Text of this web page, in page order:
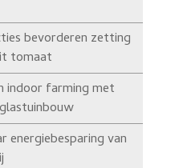
bevorderen zetting
tomaat
indoor farming met
energiebesparing van